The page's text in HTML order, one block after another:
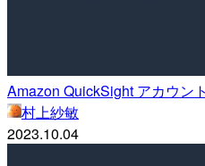
Amazon QuickSight アカウン
村上紗敏
2023.10.04